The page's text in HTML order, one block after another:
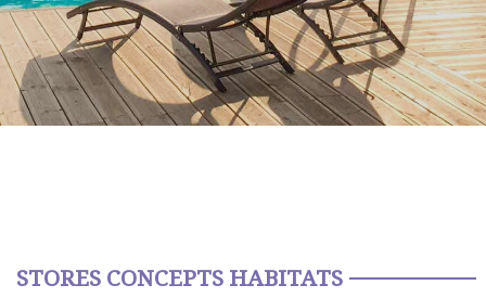
STORES CONCEPTS HABITATS